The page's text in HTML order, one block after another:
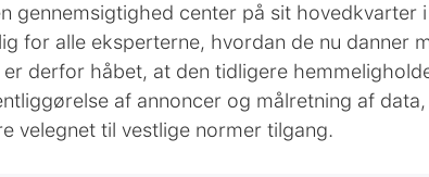
gennemsigtighed center på sit
for alle eksperterne, hvordan de nu danner
er derfor håbet, at den tidligere
af annoncer og målretning af
velegnet til vestlige normer tilgang.